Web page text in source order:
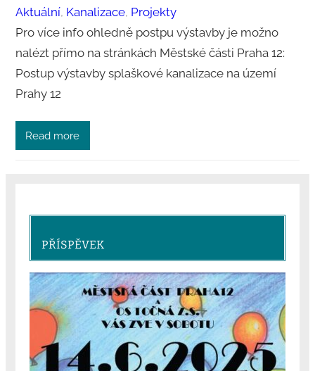
Aktuální, Kanalizace, Projekty
Pro více info ohledně postpu výstavby je možno
nalézt přímo na stránkách Městské části Praha 12:
Postup výstavby splaškové kanalizace na území
Prahy 12
Read more
PŘÍSPĚVEK